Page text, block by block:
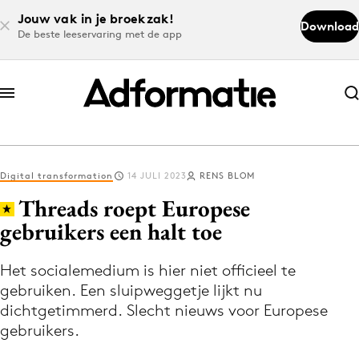
Jouw vak in je broekzak!
De beste leeservaring met de app
Download
Abonneer nu
Abonneer nu
Log in
Volg het laatste nieuws via de Adformatie
Nieuws app
Digital transformation 14 JULI 2023 RENS BLOM
Threads roept Europese
gebruikers een halt toe
Het socialemedium is hier niet officieel te
gebruiken. Een sluipweggetje lijkt nu
dichtgetimmerd. Slecht nieuws voor Europese
gebruikers.